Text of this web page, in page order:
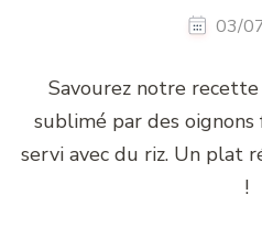
03/
Savourez notre recette
sublimé par des
servi avec du riz. Un plat
!